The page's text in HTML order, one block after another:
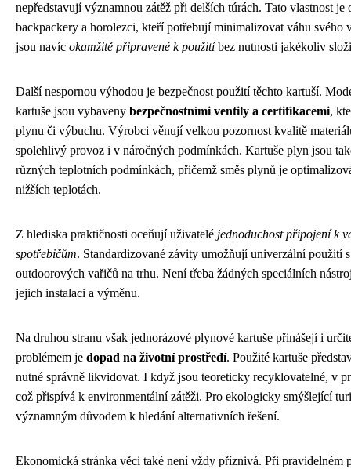
nepředstavují významnou zátěž při delších túrách. Tato vlastnost je
backpackery a horolezci, kteří potřebují minimalizovat váhu svého
jsou navíc okamžitě připravené k použitíbez nutnosti jakékoliv
Další nespornou výhodou je bezpečnost použití těchto kartuší.
kartuše jsou vybaveny bezpečnostními ventily a certifikacemi,
plynu či výbuchu. Výrobci věnují velkou pozornost kvalitě
spolehlivý provoz i v náročných podmínkách. Kartuše plyn jsou
různých teplotních podmínkách, přičemž směs plynů je
nižších teplotách.
Z hlediska praktičnosti oceňují uživatelé jednoduchost připojení k
spotřebičům. Standardizované závity umožňují univerzální použití
outdoorových vařičů na trhu. Není třeba žádných speciálních
jejich instalaci a výměnu.
Na druhou stranu však jednorázové plynové kartuše přinášejí i
problémem je dopad na životní prostředí. Použité kartuše
nutné správně likvidovat. I když jsou teoreticky recyklovatelné, v
což přispívá k environmentální zátěži. Pro ekologicky smýšlející
významným důvodem k hledání alternativních řešení.
Ekonomická stránka věci také není vždy příznivá. Při pravidelném